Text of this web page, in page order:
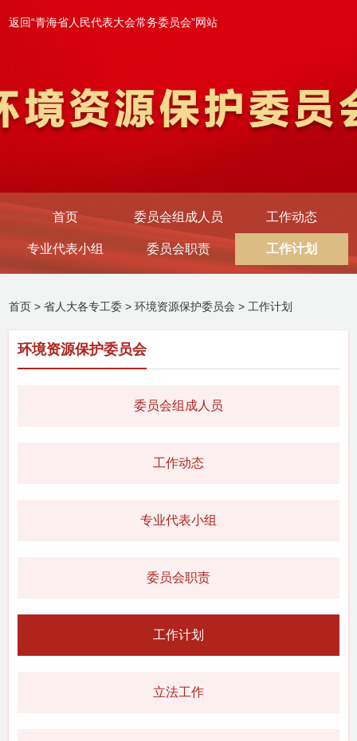
返回“青海省人民代表大会常务委员会”网站
首页 委员会组成人员 工作动态
专业代表小组 委员会职责 工作计划
首页 >省人大各专工委 >环境资源保护委员会 > 工作计划
环境资源保护委员会
委员会组成人员
工作动态
专业代表小组
委员会职责
工作计划
立法工作